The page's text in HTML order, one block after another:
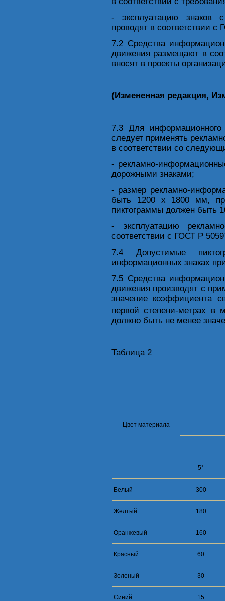
- эксплуатацию знаков
проводят в соответствии с
7.2 Средства
движения размещают в
вносят в проекты
(Измененная редакция,
7.3 Для информационного
следует применять
в соответствии со
- рекламно-
дорожными знаками;
- размер рекламно-
быть 1200 х 1800 мм,
пиктограммы должен быть
- эксплуатацию
соответствии с ГОСТ Р
7.4 Допустимые
информационных знаках
7.5 Средства
движения производят с
значение коэффициента
первой степени-метрах в
должно быть не менее
Таблица 2
Цвет материала
5°
Белый 300
Желтый 180
Оранжевый 160
Красный 60
Зеленый 30
Синий 15